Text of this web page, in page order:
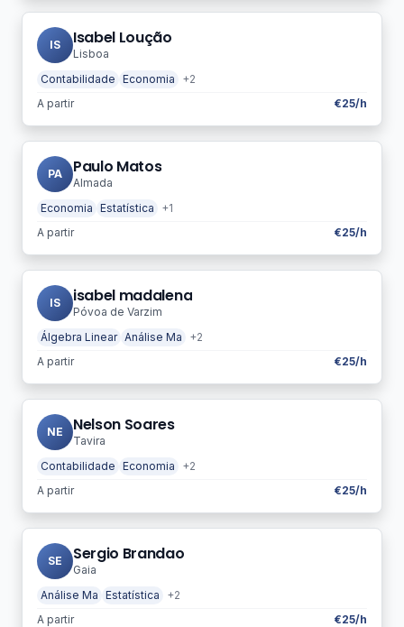
IS Isabel Loução
Lisboa
Contabilidade Economia
+2
A partir
€25/h
PA Paulo Matos
Almada
Economia Estatística
+1
A partir
€25/h
IS isabel madalena
Póvoa de Varzim
Álgebra Linear Análise Ma
+2
A partir
€25/h
NE Nelson Soares
Tavira
Contabilidade Economia
+2
A partir
€25/h
SE Sergio Brandao
Gaia
Análise Ma Estatística
+2
A partir
€25/h